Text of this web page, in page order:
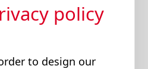
policy
to design our